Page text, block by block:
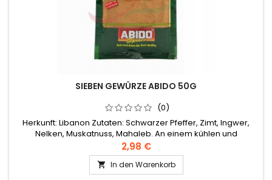
SIEBEN GEWÜRZE ABIDO 50G
(0)
Herkunft: Libanon Zutaten: Schwarzer Pfeffer, Zimt, Ingwer,
Nelken, Muskatnuss, Mahaleb. An einem kühlen und
trockenen Ort aufbewahren.
2,98 €
 In den Warenkorb